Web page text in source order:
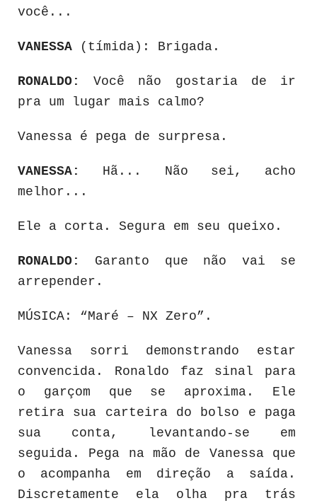
você...
VANESSA (tímida): Brigada.
RONALDO:Você não gostaria de ir
pra um lugar mais calmo?
Vanessa é pega de surpresa.
VANESSA: Hã... Não sei, acho
melhor...
Ele a corta. Segura em seu queixo.
RONALDO: Garanto que não vai se
arrepender.
MÚSICA: “Maré – NX Zero”.
Vanessa sorri demonstrando estar
convencida. Ronaldo faz sinal para
o garçom que se aproxima. Ele
retira sua carteira do bolso e paga
sua conta, levantando-se em
seguida. Pega na mão de Vanessa que
o acompanha em direção a saída.
Discretamente ela olha pra trás